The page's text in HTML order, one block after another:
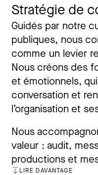
Stratégie de
Guidés par notre
publiques, nous
comme un levier
Nous créons des
et émotionnels,
conversation et
l’organisation et
Nous
valeur : audit,
productions et
LIRE DAVANTAGE